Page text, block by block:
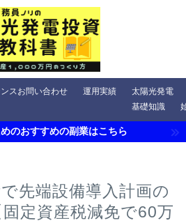
スお問い合わせ 運用実績
太陽光発電
基礎知識
のおすすめの副業はこちら
先端設備導入計画の
定資産税減免で60万